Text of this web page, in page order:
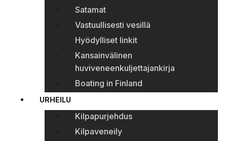
Satamat
Vastuullisesti vesillä
Hyödylliset linkit
Kansainvälinen
huviveneenkuljettajankirja
Boating in Finland
URHEILU
Kilpapurjehdus
Kilpaveneily